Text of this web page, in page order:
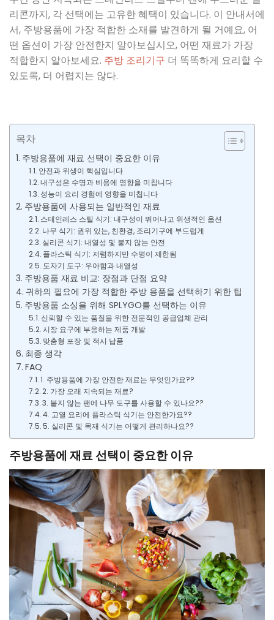
리콘까지, 각 선택에는 고유한 혜택이 있습니다. 이 안내서에
서, 주방용품에 가장 적합한 소재를 발견하게 될 거예요, 어
떤 옵션이 가장 안전한지 알아보십시오, 어떤 재료가 가장
적합한지 알아보세요. 주방 조리기구 더 똑똑하게 요리할 수
있도록, 더 어렵지는 않다.
목차
주방용품에 재료 선택이 중요한 이유
안전과 위생이 핵심입니다
내구성은 수명과 비용에 영향을 미칩니다
성능이 요리 경험에 영향을 미칩니다
주방용품에 사용되는 일반적인 재료
스테인레스 스틸 식기: 내구성이 뛰어나고 위생적인 ​​옵션
나무 식기: 권위 있는, 친환경, 조리기구에 부드럽게
실리콘 식기: 내열성 및 붙지 않는 안전
플라스틱 식기: 저렴하지만 수명이 제한됨
도자기 도구: 우아함과 내열성
주방용품 재료 비교: 장점과 단점 요약
귀하의 필요에 가장 적합한 주방 용품을 선택하기 위한 팁
주방용품 소싱을 위해 SPLYGO를 선택하는 이유
신뢰할 수 있는 품질을 위한 전문적인 공급업체 관리
시장 요구에 부응하는 제품 개발
맞춤형 포장 및 적시 납품
최종 생각
FAQ
1. 주방용품에 가장 안전한 재료는 무엇인가요??
2. 가장 오래 지속되는 재료?
3. 붙지 않는 팬에 나무 도구를 사용할 수 있나요??
4. 고열 요리에 플라스틱 식기는 안전한가요??
5. 실리콘 및 목재 식기는 어떻게 관리하나요??
주방용품에 재료 선택이 중요한 이유